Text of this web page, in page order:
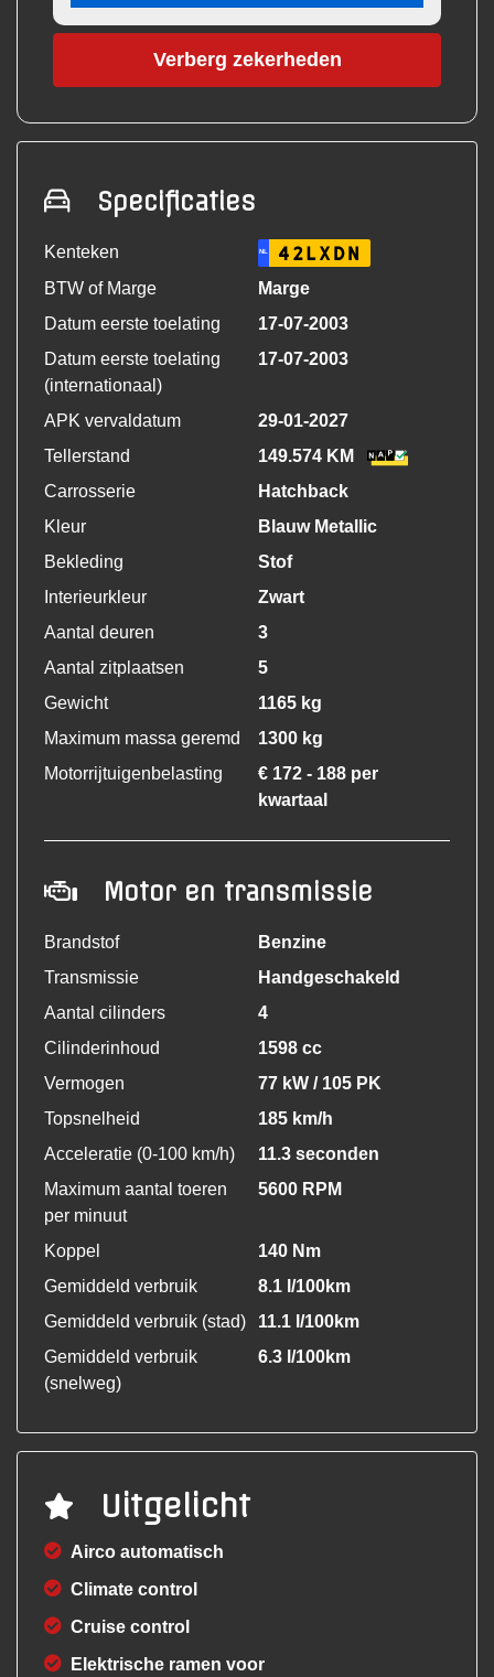
Verberg zekerheden
Specificaties
Kenteken NL 42LXDN
BTW of Marge
Marge
Datum eerste toelating
17-07-2003
Datum eerste toelating
(internationaal)
17-07-2003
APK vervaldatum
29-01-2027
Tellerstand
149.574 KM
Carrosserie
Hatchback
Kleur
Blauw Metallic
Bekleding
Stof
Interieurkleur
Zwart
Aantal deuren
3
Aantal zitplaatsen
5
Gewicht
1165 kg
Maximum massa geremd
1300 kg
Motorrijtuigenbelasting
€ 172 - 188 per
kwartaal
Motor en transmissie
Brandstof
Benzine
Transmissie
Handgeschakeld
Aantal cilinders
4
Cilinderinhoud
1598 cc
Vermogen
77 kW / 105 PK
Topsnelheid
185 km/h
Acceleratie (0-100 km/h)
11.3 seconden
Maximum aantal toeren
per minuut
5600 RPM
Koppel
140 Nm
Gemiddeld verbruik
8.1 l/100km
Gemiddeld verbruik (stad)
11.1 l/100km
Gemiddeld verbruik
(snelweg)
6.3 l/100km
Uitgelicht
Airco automatisch
Climate control
Cruise control
Elektrische ramen voor